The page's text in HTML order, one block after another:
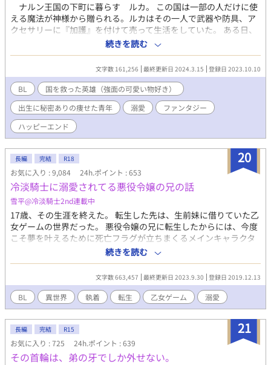
ナルン王国の下町に暮らす ルカ。 この国は一部の人だけに使
える魔法が神様から贈られる。ルカはその一人で武器や防具、ア
クセサリーに『加護』を付けて売って生活をしていた。 ある日、
配達の為に下町を歩いていたら指輪が落ちていた。見覚えのある
指輪だったので届けに行くと…。 国を救った英雄（強面の可愛い
物好き）と出生に秘密ありの痩せた青年のお話。 ☆英雄騎士 現
在２８歳 ルカ 現在１８歳 ☆第11回BL小説大賞 21位
皆様のおかげで、奨励賞をいただきました。ありがとう御座い
ました。
続きを読む
文字数 161,256 最終更新日 2024.3.15 登録日 2023.10.10
BL
国を救った英雄（強面の可愛い物好き）
出生に秘密ありの痩せた青年
溺愛
ファンタジー
ハッピーエンド
20
長編 完結 R18
お気に入り : 9,084 24h.ポイント : 653
冷淡騎士に溺愛されてる悪役令嬢の兄の話
雪平@冷淡騎士2nd連載中
17歳、その生涯を終えた。 転生した先は、生前妹に借りていた乙
女ゲームの世界だった。 悪役令嬢の兄に転生したからには、今度
こそ夢を叶えるために死亡フラグが立ちまくるメインキャラクタ
ー達を避けてひっそりと暮らしたかった。 しかし、手の甲に逆さ
十字の紋様を付けて生まれて「悪魔の子だ」「恥さらし」と家族
やその周辺から酷い扱いを受けていた。 しかも、逃げ出した先で
出会った少年はメイン中のメインキャラクターの未来の騎士団長
で… あれ？この紋様、ヒロインのものじゃなかったっけ？ 大帝国
の神の子と呼ばれたこの世で唯一精霊の加護により魔法が使える
冷淡(溺愛)騎士団長×悪魔の子と嫌われているが、生きるために
必死な転生少年とのエロラブバトル。 「……(可愛い可愛い)」
「無表情で来ないでよ！怖い怖い！！」 脇CPはありません。 メ
イン中心で話が進みます。
続きを読む
文字数 663,457 最終更新日 2023.9.30 登録日 2019.12.13
BL 異世界 執着 転生 乙女ゲーム 溺愛
21
長編 完結 R15
お気に入り : 725 24h.ポイント : 639
その首輪は、弟の牙でしか外せない。